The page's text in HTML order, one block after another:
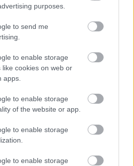
purposes.
to send me
to enable storage
like cookies on web or
apps.
to enable storage
of the website or app.
to enable storage
to enable storage
feliratkozás
Adja
a
GDPR-szabályzatot